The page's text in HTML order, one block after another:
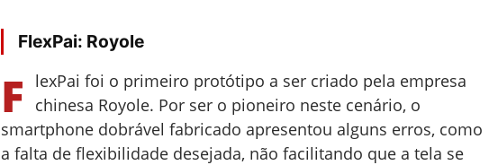
FlexPai: Royole
F
lexPai foi o primeiro protótipo a ser criado pela empresa
chinesa Royole. Por ser o pioneiro neste cenário, o
smartphone dobrável fabricado apresentou alguns erros, como
a falta de flexibilidade desejada, não facilitando que a tela se